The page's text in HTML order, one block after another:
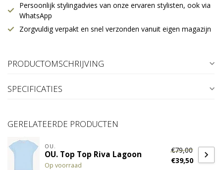
Persoonlijk stylingadvies van onze ervaren stylisten, ook via
WhatsApp
Zorgvuldig verpakt en snel verzonden vanuit eigen magazijn
PRODUCTOMSCHRIJVING
SPECIFICATIES
GERELATEERDE PRODUCTEN
OU.
OU. Top Top Riva Lagoon
Op voorraad
€79,00
€39,50